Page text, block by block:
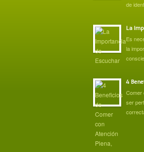
de
La
Es
la
4
Comer
ser